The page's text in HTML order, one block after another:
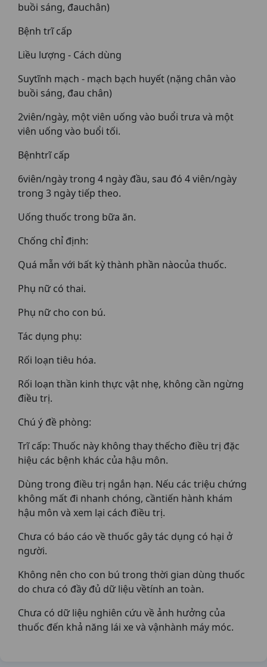
buồi sáng, đauchân)
Bệnh trĩ cấp
Liều lượng - Cách dùng
Suytĩnh mạch - mạch bạch huyết (nặng chân vào
buồi sáng, đau chân)
2viên/ngày, một viên uống vào buổi trưa và một
viên uống vào buổi tối.
Bệnhtrĩ cấp
6viên/ngày trong 4 ngày đầu, sau đó 4 viên/ngày
trong 3 ngày tiếp theo.
Uống thuốc trong bữa ăn.
Chống chỉ định:
Quá mẫn với bất kỳ thành phần nàocủa thuốc.
Phụ nữ có thai.
Phụ nữ cho con bú.
Tác dụng phụ:
Rối loạn tiêu hóa.
Rối loạn thần kinh thực vật nhẹ, không cần ngừng
điều trị.
Chú ý đề phòng:
Trĩ cấp: Thuốc này không thay thếcho điều trị đặc
hiệu các bệnh khác của hậu môn.
Dùng trong điều trị ngắn hạn. Nếu các triệu chứng
không mất đi nhanh chóng, cầntiến hành khám
hậu môn và xem lại cách điều trị.
Chưa có báo cáo về thuốc gây tác dụng có hại ở
người.
Không nên cho con bú trong thời gian dùng thuốc
do chưa có đầy đủ dữ liệu vềtính an toàn.
Chưa có dữ liệu nghiên cứu về ảnh hưởng của
thuốc đến khả năng lái xe và vậnhành máy móc.